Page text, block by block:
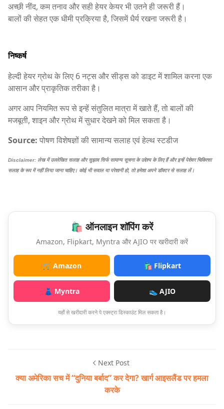
अच्छी नींद, कम तनाव और सही हेयर केयर भी उतने ही जरूरी हैं।
बालों की सेहत एक धीमी प्रक्रिया है, जिसमें धैर्य रखना जरूरी है।
निष्कर्ष
हेल्दी हेयर ग्रोथ के लिए 6 नट्स और सीड्स को डाइट में शामिल करना एक
आसान और प्राकृतिक तरीका है।
अगर आप नियमित रूप से इन्हें संतुलित मात्रा में खाते हैं, तो बालों की
मजबूती, शाइन और ग्रोथ में सुधार देखने को मिल सकता है।
Source: पोषण विशेषज्ञों की सामान्य सलाह एवं हेल्थ स्टडीज
Disclaimer: लेख में उल्लेखित सलाह और सुझाव सिर्फ सामान्य सूचना के उद्देश्य के लिए हैं और इन्हें पेशेवर चिकित्सा
सलाह के रूप में नहीं लिया जाना चाहिए। कोई भी सवाल या परेशानी हो, तो हमेशा अपने डॉक्टर से सलाह लें।
🛍️ ऑनलाइन शॉपिंग करें
Amazon, Flipkart, Myntra और AJIO पर खरीदारी करें
🛒 Amazon 🛍️ Flipkart
👗 Myntra 👟 AJIO
यहाँ से खरीदारी करने पे एक्स्ट्रा डिस्काउंट मिल सकता है।
Next Post
क्या अमेरिका सच में “दुनिया बर्बाद” कर देगा? खार्ग आइसलैंड पर हमला
करके